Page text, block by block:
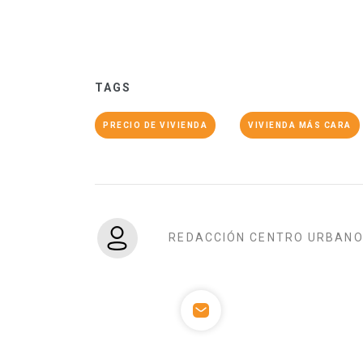
TAGS
PRECIO DE VIVIENDA VIVIENDA MÁS CARA
REDACCIÓN CENTRO URBANO